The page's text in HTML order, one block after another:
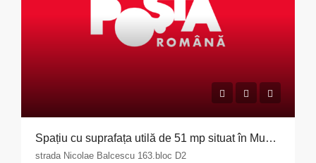
Spațiu cu suprafața utilă de 51 mp situat în Municipiul Pitești, str. Nicolae Bălcescu nr. 163, bloc D2, județul Argeș
strada Nicolae Balcescu 163.bloc D2